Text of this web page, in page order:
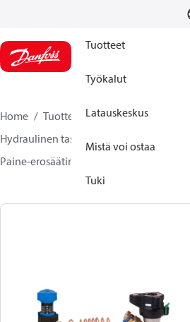
Tuotteet
Työkalut
Latauskeskus
Mistä voi ostaa
Tuki
Home Tuotteet
Climate Solutions
Hydraulinen tasapainotus ja säätö
Paine-erosäätimet